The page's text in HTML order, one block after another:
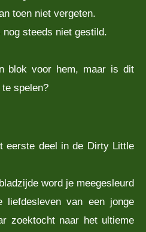
toen niet vergeten.
steeds niet gestild.
blok voor hem, maar is dit
spelen?
eerste deel in de Dirty Little
word je meegesleurd
liefdesleven van een jonge
zoektocht naar het ultieme